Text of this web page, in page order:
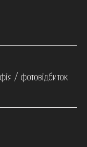
/ фотовідбиток